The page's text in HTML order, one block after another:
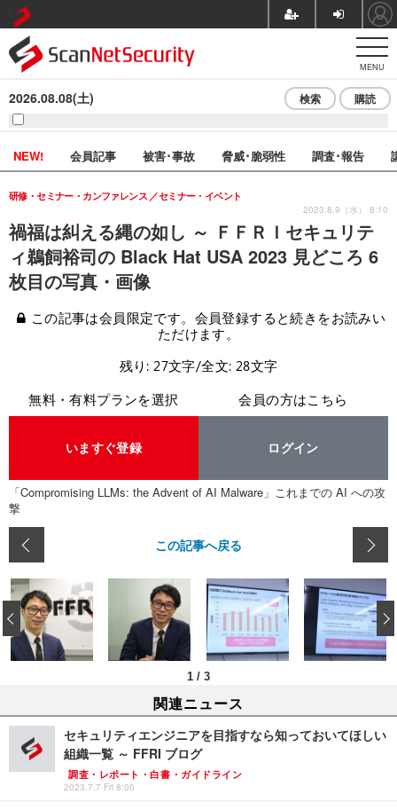
MENU
2026.08.08(土) 検索 購読
NEW! 会員記事 被害･事故 脅威･脆弱性 調査･報告
禍福は糾える縄の如し ～ ＦＦＲＩセキュリテ
ィ鵜飼裕司の Black Hat USA 2023 見どころ 6
枚目の写真・画像
研修・セミナー・カンファレンス セミナー・イベント
2023.8.9（水） 8:10
この記事は会員限定です。会員登録すると続きをお読みい
ただけます。
残り: 27文字/全文: 28文字
無料・有料プランを選択
いますぐ登録
会員の方はこちら
ログイン
「Compromising LLMs: the Advent of AI Malware」これまでの AI への攻
撃
この記事へ戻る
1 / 3
‹
関連ニュース
セキュリティエンジニアを目指すなら知っておいてほしい
組織一覧 ～ FFRI ブログ
調査・レポート・白書・ガイドライン
2023.7.7 Fri 8:00